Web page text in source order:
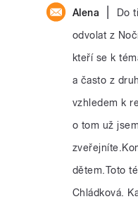
Alena
Do
odvolat z
kteří se k
a často z
vzhledem k
o tom už
dětem.Toto
Chládková.